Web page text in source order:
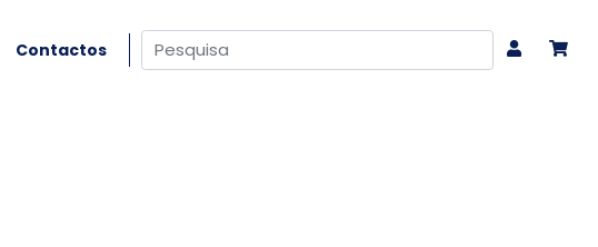
Contactos